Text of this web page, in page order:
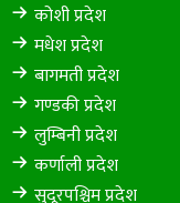
कोशी प्रदेश
मधेश प्रदेश
बागमती प्रदेश
गण्डकी प्रदेश
लुम्बिनी प्रदेश
कर्णाली प्रदेश
सुदूरपश्चिम प्रदेश